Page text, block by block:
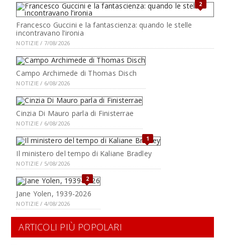
2
Francesco Guccini e la fantascienza: quando le stelle
incontravano l’ironia
NOTIZIE / 7/08/2026
Campo Archimede di Thomas Disch
NOTIZIE / 6/08/2026
Cinzia Di Mauro parla di Finisterrae
NOTIZIE / 6/08/2026
1
Il ministero del tempo di Kaliane Bradley
NOTIZIE / 5/08/2026
2
Jane Yolen, 1939-2026
NOTIZIE / 4/08/2026
ARTICOLI PIÙ POPOLARI